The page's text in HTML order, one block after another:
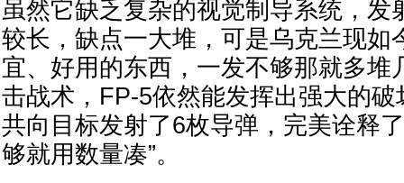
虽然它缺乏复杂的视觉制导系统，发
较长，缺点一大堆，可是乌克兰现如
宜、好用的东西，一发不够那就多堆
击战术，FP-5依然能发挥出强大的
共向目标发射了6枚导弹，完美诠释
够就用数量凑”。